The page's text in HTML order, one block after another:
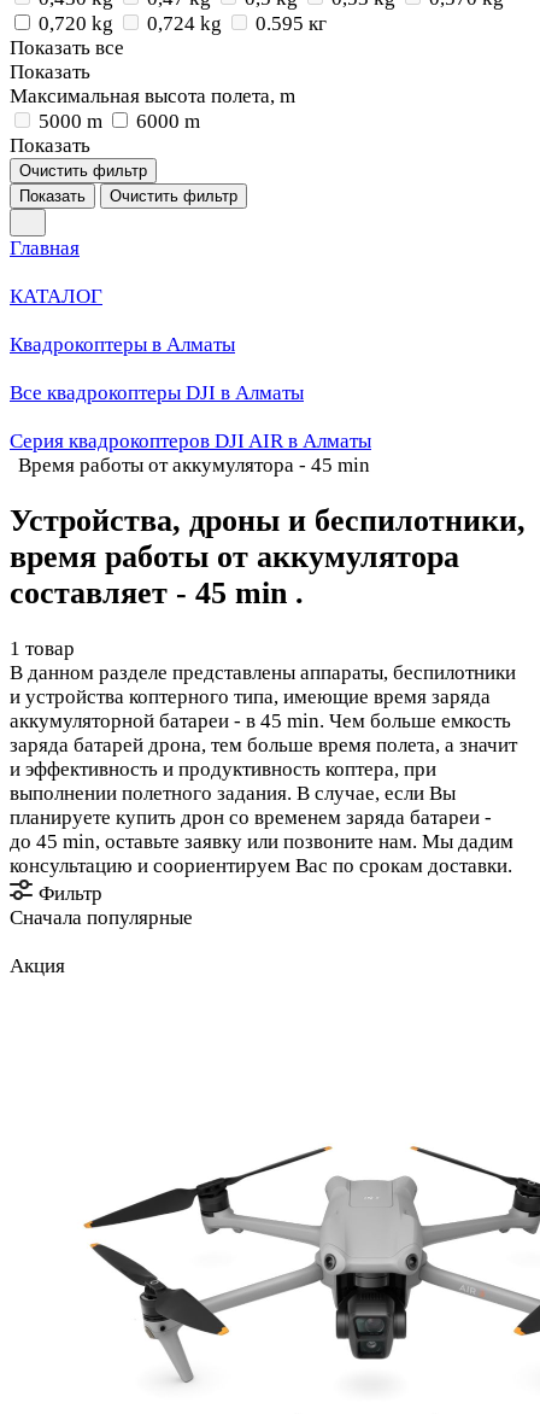
0,720 kg
0,724 kg
0.595 кг
Показать все
Показать
Максимальная высота полета, m
5000 m
6000 m
Показать
Очистить фильтр
Показать
Очистить фильтр
Главная
КАТАЛОГ
Квадрокоптеры в Алматы
Все квадрокоптеры DJI в Алматы
Серия квадрокоптеров DJI AIR в Алматы
Время работы от аккумулятора - 45 min
Устройства, дроны и беспилотники,
время работы от аккумулятора
составляет - 45 min .
1 товар
В данном разделе представлены аппараты, беспилотники
и устройства коптерного типа, имеющие время заряда
аккумуляторной батареи - в 45 min. Чем больше емкость
заряда батарей дрона, тем больше время полета, а значит
и эффективность и продуктивность коптера, при
выполнении полетного задания. В случае, если Вы
планируете купить дрон со временем заряда батареи -
до 45 min, оставьте заявку или позвоните нам. Мы дадим
консультацию и соориентируем Вас по срокам доставки.
Фильтр
Сначала популярные
Акция